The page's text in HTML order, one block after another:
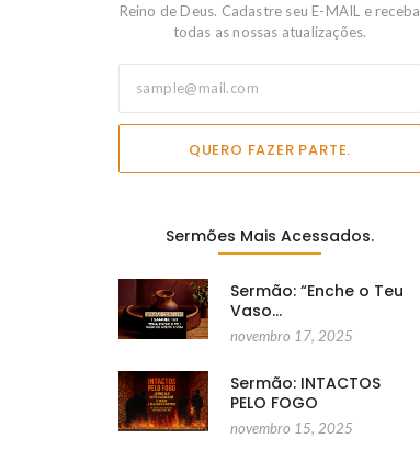
Reino de Deus. Cadastre seu E-MAIL e receba
todas as nossas atualizações.
QUERO FAZER PARTE.
Sermões Mais Acessados.
Sermão: “Enche o Teu
Vaso…
novembro 17, 2025
Sermão: INTACTOS
PELO FOGO
novembro 15, 2025